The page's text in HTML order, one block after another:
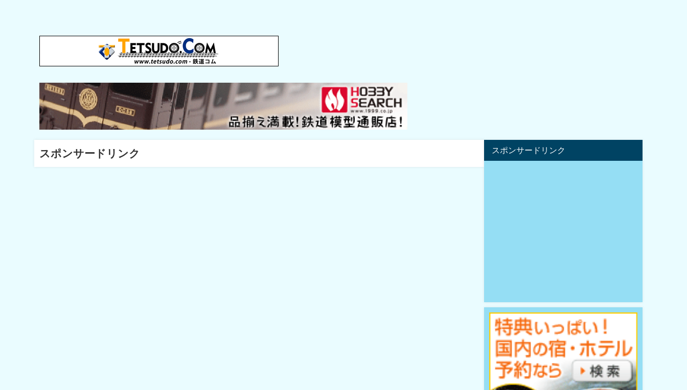
スポンサードリンク スポンサードリンク